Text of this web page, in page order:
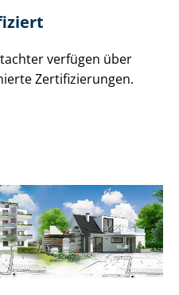
verfügen über
Zer­ti­fi­zie­run­gen.